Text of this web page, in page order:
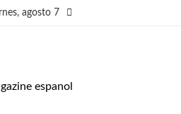
agosto 7